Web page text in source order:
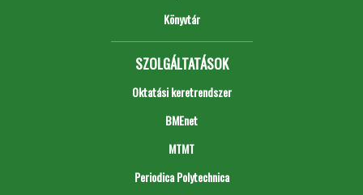
Könyvtár
SZOLGÁLTATÁSOK
Oktatási keretrendszer
BMEnet
MTMT
Periodica Polytechnica